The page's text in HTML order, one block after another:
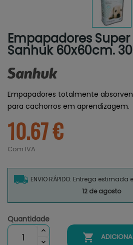
Empapadores
Sanhuk 60x60cm.
Empapadores totalmente
para cachorros em aprendizagem.
10.67 €
Com IVA
ENVIO RÁPIDO: Entrega estimada
12 de agosto
Quantidade
